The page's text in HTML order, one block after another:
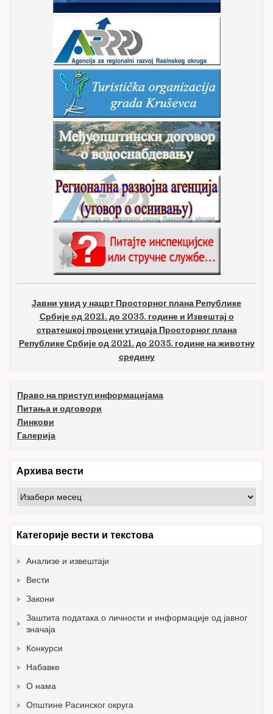
Јавни увид у нацрт Просторног плана Републике
Србије од 2021. до 2035. године и Извештај о
стратешкој процени утицаја Просторног плана
Републике Србије од 2021. до 2035. године на животну
средину
Право на приступ информацијама
Питања и одговори
Линкови
Галерија
Архива вести
Архива
вести
Категорије вести и текстова
Анализе и извештаји
Вести
Закони
Заштита података о личности и информације од јавног
значаја
Конкурси
Набавке
О нама
Општине Расинског округа